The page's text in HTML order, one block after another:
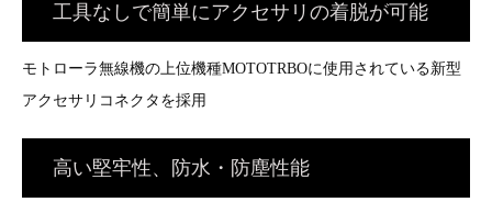
工具なしで簡単にアクセサリの着脱が可能
モトローラ無線機の上位機種MOTOTRBOに使用されている新型
アクセサリコネクタを採用
高い堅牢性、防水・防塵性能